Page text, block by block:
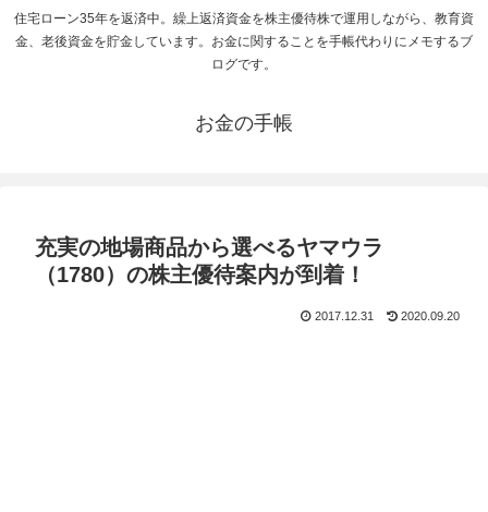
住宅ローン35年を返済中。繰上返済資金を株主優待株で運用しながら、教育資
金、老後資金を貯金しています。お金に関することを手帳代わりにメモするブ
ログです。
お金の手帳
充実の地場商品から選べるヤマウラ
（1780）の株主優待案内が到着！
2017.12.31 2020.09.20